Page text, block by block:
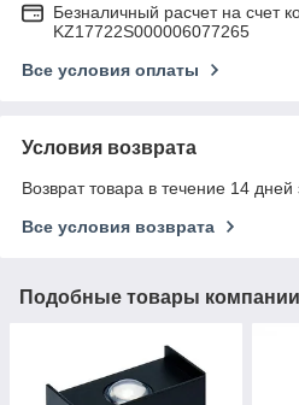
Безналичный расчет на счет
KZ17722S000006077265
Все условия оплаты
Условия возврата
Возврат товара в течение 14 дней
Все условия возврата
Подобные товары компании